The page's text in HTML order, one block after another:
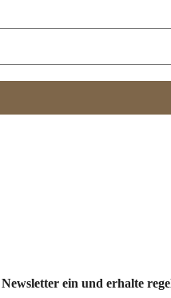
ein und erhalte